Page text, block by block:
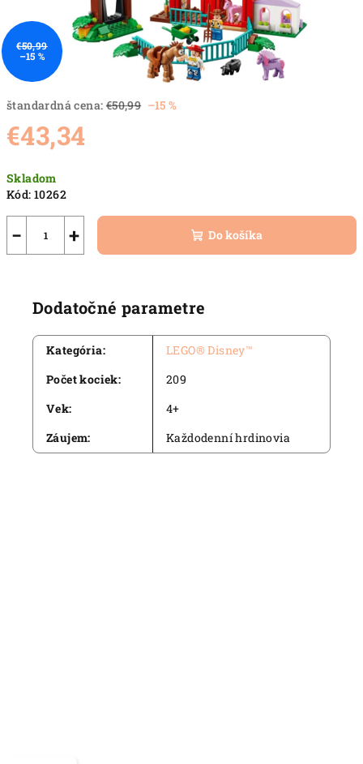
štandardná cena: €50,99 –15 %
€43,34
cena:
Skladom
Kód: 10262
+
− Do košíka
€50,99
–15 %
Dodatočné parametre
Kategória:
LEGO® Disney™
Počet kociek:
209
Vek:
4+
Záujem: Každodenní hrdinovia